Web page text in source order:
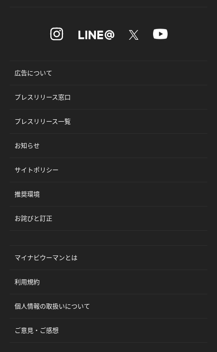
広告について
プレスリリース窓口
プレスリリース一覧
お知らせ
サイトポリシー
推奨環境
お詫びと訂正
マイナビウーマンとは
利用規約
個人情報の取扱いについて
ご意見・ご感想